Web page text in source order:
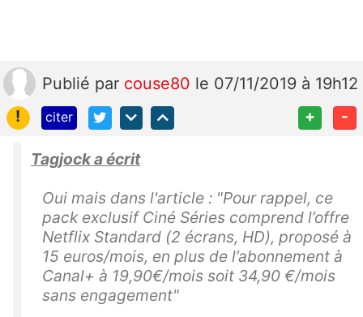
Publié par couse80 le 07/11/2019 à 19h12
!
citer + -
Tagjock a écrit
Oui mais dans l'article : "Pour rappel, ce
pack exclusif Ciné Séries comprend l’offre
Netflix Standard (2 écrans, HD), proposé à
15 euros/mois, en plus de l’abonnement à
Canal+ à 19,90€/mois soit 34,90 €/mois
sans engagement"